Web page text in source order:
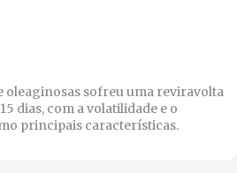
oleaginosas sofreu uma reviravolta
dias, com a volatilidade e o
principais características.